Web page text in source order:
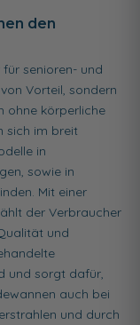
den
senioren- und
Vorteil, sondern
ohne körperliche
sich im breit
in
sowie in
Mit einer
der Verbraucher
und
und sorgt dafür,
auch bei
und durch